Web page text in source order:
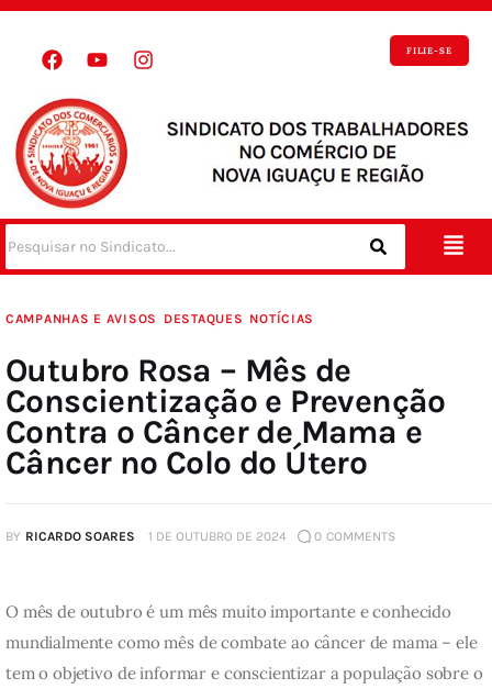
FILIE-SE
CAMPANHAS E AVISOS DESTAQUES NOTÍCIAS
Outubro Rosa – Mês de
Conscientização e Prevenção
Contra o Câncer de Mama e
Câncer no Colo do Útero
BY RICARDO SOARES 1 DE OUTUBRO DE 2024 0 COMMENTS
O mês de outubro é um mês muito importante e conhecido
mundialmente como mês de combate ao câncer de mama – ele
tem o objetivo de informar e conscientizar a população sobre o